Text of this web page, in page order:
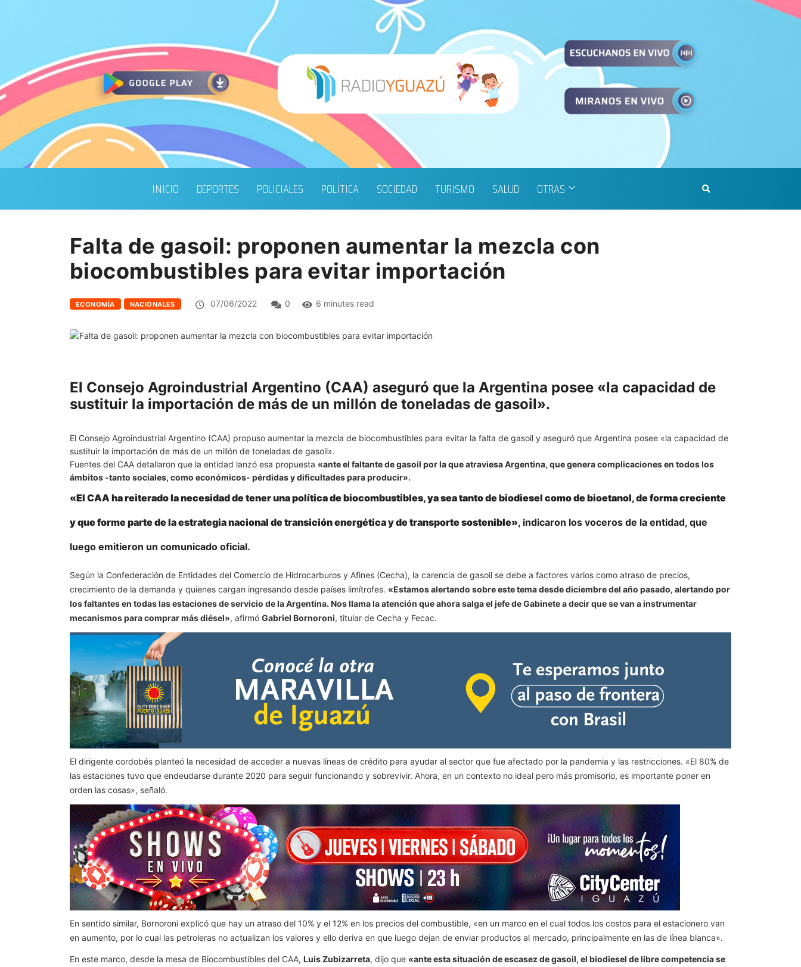
INICIO DEPORTES POLICIALES POLÍTICA SOCIEDAD TURISMO SALUD OTRAS
Falta de gasoil: proponen aumentar la mezcla con
biocombustibles para evitar importación
ECONOMÍA NACIONALES 07/06/2022 0 6 minutes read
El Consejo Agroindustrial Argentino (CAA) aseguró que la Argentina posee «la capacidad de
sustituir la importación de más de un millón de toneladas de gasoil».
El Consejo Agroindustrial Argentino (CAA) propuso aumentar la mezcla de biocombustibles para evitar la falta de gasoil y aseguró que Argentina posee «la capacidad de
sustituir la importación de más de un millón de toneladas de gasoil».
Fuentes del CAA detallaron que la entidad lanzó esa propuesta «ante el faltante de gasoil por la que atraviesa Argentina, que genera complicaciones en todos los
ámbitos -tanto sociales, como económicos- pérdidas y dificultades para producir».
«El CAA ha reiterado la necesidad de tener una política de biocombustibles, ya sea tanto de biodiesel como de bioetanol, de forma creciente
y que forme parte de la estrategia nacional de transición energética y de transporte sostenible», indicaron los voceros de la entidad, que
luego emitieron un comunicado oficial.
Según la Confederación de Entidades del Comercio de Hidrocarburos y Afines (Cecha), la carencia de gasoil se debe a factores varios como atraso de precios,
crecimiento de la demanda y quienes cargan ingresando desde países limítrofes. «Estamos alertando sobre este tema desde diciembre del año pasado, alertando por
los faltantes en todas las estaciones de servicio de la Argentina. Nos llama la atención que ahora salga el jefe de Gabinete a decir que se van a instrumentar
mecanismos para comprar más diésel», afirmó Gabriel Bornoroni, titular de Cecha y Fecac.
El dirigente cordobés planteó la necesidad de acceder a nuevas líneas de crédito para ayudar al sector que fue afectado por la pandemia y las restricciones. «El 80% de
las estaciones tuvo que endeudarse durante 2020 para seguir funcionando y sobrevivir. Ahora, en un contexto no ideal pero más promisorio, es importante poner en
orden las cosas», señaló.
En sentido similar, Bornoroni explicó que hay un atraso del 10% y el 12% en los precios del combustible, «en un marco en el cual todos los costos para el estacionero van
en aumento, por lo cual las petroleras no actualizan los valores y ello deriva en que luego dejan de enviar productos al mercado, principalmente en las de línea blanca».
En este marco, desde la mesa de Biocombustibles del CAA, Luis Zubizarreta, dijo que «ante esta situación de escasez de gasoil, el biodiesel de libre competencia se